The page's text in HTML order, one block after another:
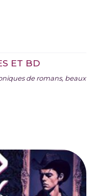
ET BD
de romans, beaux